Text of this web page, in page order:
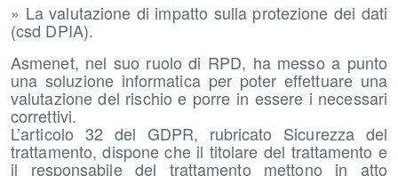
» La valutazione di impatto sulla protezione dei dati
(csd DPIA).
Asmenet, nel suo ruolo di RPD, ha messo a punto
una soluzione informatica per poter effettuare una
valutazione del rischio e porre in essere i necessari
correttivi.
L’articolo 32 del GDPR, rubricato Sicurezza del
trattamento, dispone che il titolare del trattamento e
il responsabile del trattamento mettono in atto